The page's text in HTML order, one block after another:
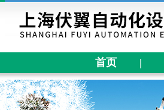
首页 |